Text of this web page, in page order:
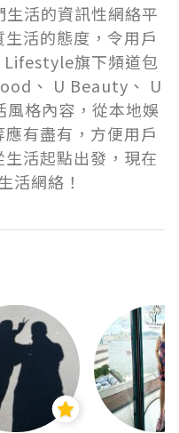
活的資訊性網絡平
活的態度，令用戶
Lifestyle旗下頻道包
、 U Beauty、 U
格內容，從本地娛
有盡有，方便用戶
活起點出發，現在
活網絡！